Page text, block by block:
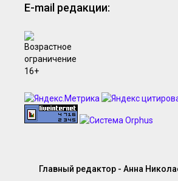
E-mail редакции:
Главный редактор - Анна